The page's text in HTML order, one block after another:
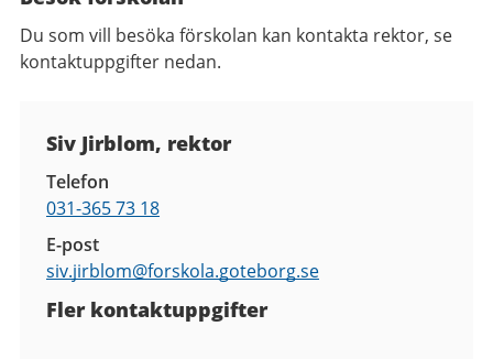
Du som vill besöka förskolan kan kontakta rektor, se
kontaktuppgifter nedan.
Siv Jirblom, rektor
Telefon
031-365 73 18
E-post
siv.jirblom@forskola.goteborg.se
Fler kontaktuppgifter